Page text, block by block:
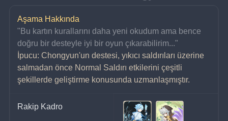
Aşama Hakkında
"Bu kartın kurallarını daha yeni okudum ama bence
doğru bir desteyle iyi bir oyun çıkarabilirim..."
İpucu: Chongyun'un destesi, yıkıcı saldırıları üzerine
salmadan önce Normal Saldırı etkilerini çeşitli
şekillerde geliştirme konusunda uzmanlaşmıştır.
Rakip Kadro